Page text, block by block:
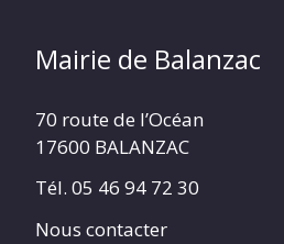
Mairie de Balanzac
70 route de l’Océan
17600 BALANZAC
Tél. 05 46 94 72 30
Nous contacter